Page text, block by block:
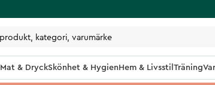
Mat & DryckSkönhet & HygienHem & Livsstil Träning